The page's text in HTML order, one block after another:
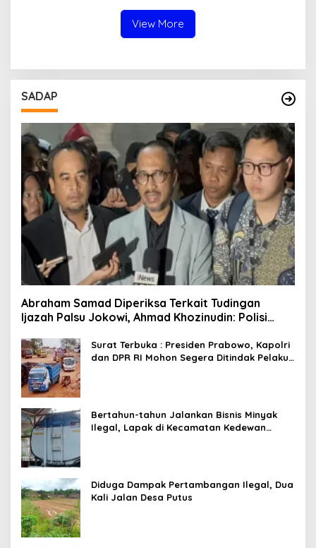
View More
SADAP
Abraham Samad Diperiksa Terkait Tudingan
Ijazah Palsu Jokowi, Ahmad Khozinudin: Polisi
Surat Terbuka : Presiden Prabowo, Kapolri
dan DPR RI Mohon Segera Ditindak Pelaku
Bertahun-tahun Jalankan Bisnis Minyak
Ilegal, Lapak di Kecamatan Kedewan
Diduga Dampak Pertambangan Ilegal, Dua
Kali Jalan Desa Putus